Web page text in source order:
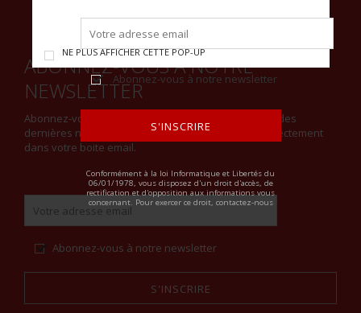
Abonnez-vous à notre newsletter
S'INSCRIRE
Conformément à la loi Informatique et Libertés du
06/01/1978, vous disposez d'un droit d'accès, de
rectification et d'opposition aux informations vous
concernant. Pour exercer ce droit, contactez-nous
NE PLUS AFFICHER CETTE POP-UP
ABONNEZ-VOUS À NOTRE
NEWSLETTER
Abonnez-vous à notre newsletter et restez informé des
dernières nouveautés et recevez notre actualité directement
dans votre boite email.
Abonnez-vous à notre newsletter
S'INSCRIRE